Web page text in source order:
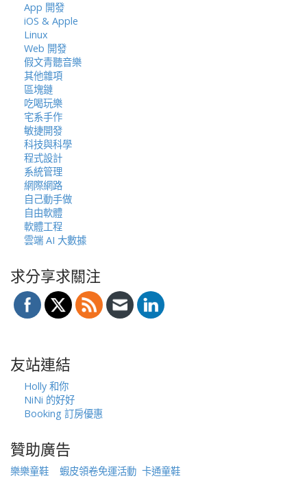
App 開發
iOS & Apple
Linux
Web 開發
假文青聽音樂
其他雜項
區塊鏈
吃喝玩樂
宅系手作
敏捷開發
科技與科學
程式設計
系統管理
網際網路
自己動手做
自由軟體
軟體工程
雲端 AI 大數據
求分享求關注
友站連結
Holly 和你
NiNi 的好好
Booking 訂房優惠
贊助廣告
樂樂童鞋 蝦皮領卷免運活動 卡通童鞋